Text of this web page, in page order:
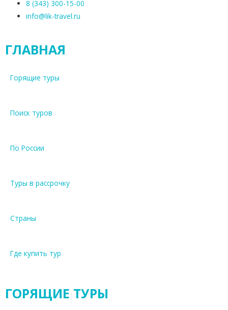
8 (343) 300-15-00
info@lik-travel.ru
ГЛАВНАЯ
Горящие туры
Поиск туров
По России
Туры в рассрочку
Страны
Где купить тур
ГОРЯЩИЕ ТУРЫ